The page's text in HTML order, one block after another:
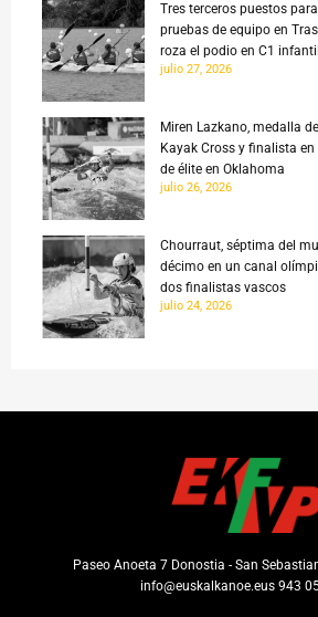
Tres terceros puestos
pruebas de equipo en
roza el podio en C1 infantil
julio 27, 2026
Miren Lazkano, medalla
Kayak Cross y finalista
de élite en Oklahoma
julio 26, 2026
Chourraut, séptima del
décimo en un canal
dos finalistas vascos
julio 24, 2026
Paseo Anoeta 7 Donostia - San
info@euskalkanoe.eus 943